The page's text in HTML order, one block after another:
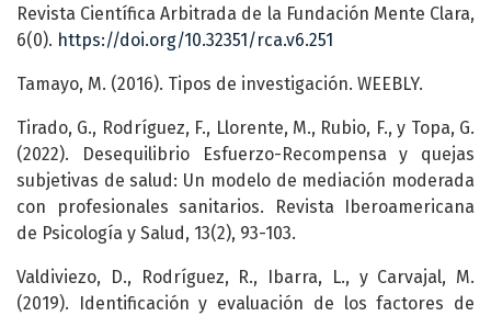
Revista Científica Arbitrada de la Fundación Mente Clara,
6(0). https://doi.org/10.32351/rca.v6.251
Tamayo, M. (2016). Tipos de investigación. WEEBLY.
Tirado, G., Rodríguez, F., Llorente, M., Rubio, F., y Topa, G.
(2022). Desequilibrio Esfuerzo-Recompensa y quejas
subjetivas de salud: Un modelo de mediación moderada
con profesionales sanitarios. Revista Iberoamericana
de Psicología y Salud, 13(2), 93-103.
Valdiviezo, D., Rodríguez, R., Ibarra, L., y Carvajal, M.
(2019). Identificación y evaluación de los factores de